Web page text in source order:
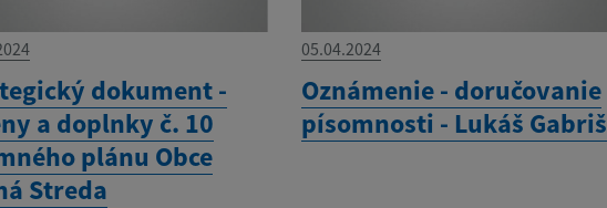
dokument -
a doplnky č. 10
plánu Obce
Streda
05.04.2024
Oznámenie - doručovanie
písomnosti - Lukáš Gabriš